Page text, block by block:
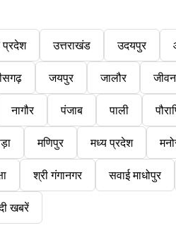
प्रदेश उत्तराखंड उदयपुर
जयपुर जालौर
नागौर पंजाब पाली
मणिपुर मध्य प्रदेश
श्री गंगानगर सवाई माधोपुर
खबरें